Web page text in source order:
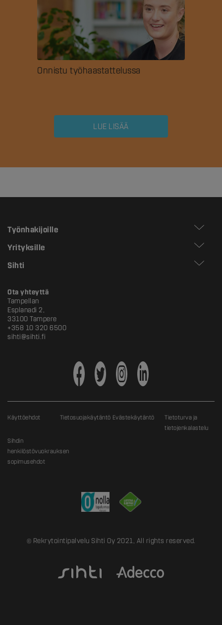
Onnistu työhaastattelussa
LUE LISÄÄ
Työnhakijoille
Yrityksille
Sihti
Ota yhteyttä
Tampellan
Esplanadi 2,
33100 Tampere
+358 10 320 6500
sihti@sihti.fi
Käyttöehdot Tietosuojakäytäntö Evästekäytäntö
Tietoturva ja
tietojenkalastelu
Sihdin
henkilöstövuokrauksen
sopimusehdot
© Rekrytointipalvelu Sihti Oy 2021, All rights reserved.